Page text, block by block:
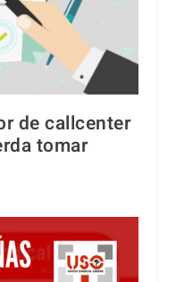
de callcenter
tomar